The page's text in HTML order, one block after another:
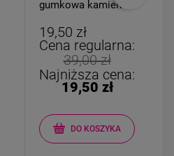
gumkowa kamień
19,50 zł
Cena regularna:
39,00 zł
Najniższa cena:
19,50 zł
DO KOSZYKA